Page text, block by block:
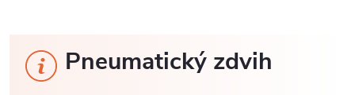
Pneumatický zdvih